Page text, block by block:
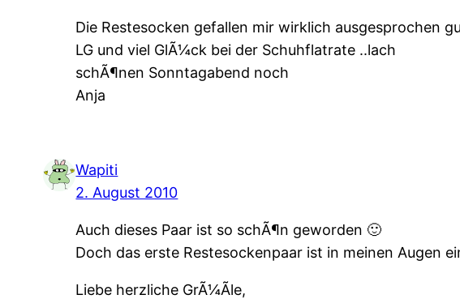
Die Restesocken gefallen mir wirklich ausgesprochen
LG und viel GlÃ¼ck bei der Schuhflatrate ..lach
schÃ¶nen Sonntagabend noch
Anja
Wapiti
2. August 2010
Auch dieses Paar ist so schÃ¶n geworden 🙂
Doch das erste Restesockenpaar ist in meinen Augen
Liebe herzliche GrÃ¼Ãle,